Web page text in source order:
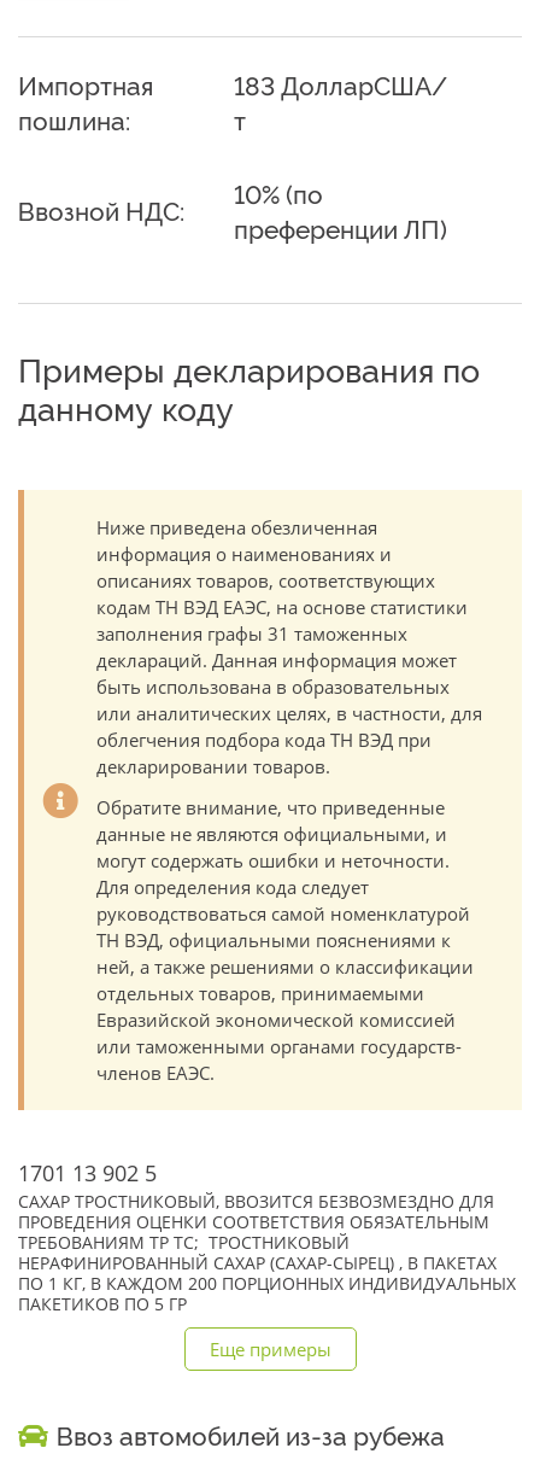
Импортная
пошлина:
183 ДолларСША/
т
Ввозной НДС:
10% (по
преференции ЛП)
Примеры декларирования по
данному коду
Ниже приведена обезличенная
информация о наименованиях и
описаниях товаров, соответствующих
кодам ТН ВЭД ЕАЭС, на основе статистики
заполнения графы 31 таможенных
деклараций. Данная информация может
быть использована в образовательных
или аналитических целях, в частности, для
облегчения подбора кода ТН ВЭД при
декларировании товаров.
Обратите внимание, что приведенные
данные не являются официальными, и
могут содержать ошибки и неточности.
Для определения кода следует
руководствоваться самой номенклатурой
ТН ВЭД, официальными пояснениями к
ней, а также решениями о классификации
отдельных товаров, принимаемыми
Евразийской экономической комиссией
или таможенными органами государств-
членов ЕАЭС.
1701 13 902 5
САХАР ТРОСТНИКОВЫЙ, ВВОЗИТСЯ БЕЗВОЗМЕЗДНО ДЛЯ
ПРОВЕДЕНИЯ ОЦЕНКИ СООТВЕТСТВИЯ ОБЯЗАТЕЛЬНЫМ
ТРЕБОВАНИЯМ ТР ТС; ТРОСТНИКОВЫЙ
НЕРАФИНИРОВАННЫЙ САХАР (САХАР-СЫРЕЦ) , В ПАКЕТАХ
ПО 1 КГ, В КАЖДОМ 200 ПОРЦИОННЫХ ИНДИВИДУАЛЬНЫХ
ПАКЕТИКОВ ПО 5 ГР
Еще примеры
Ввоз автомобилей из-за рубежа